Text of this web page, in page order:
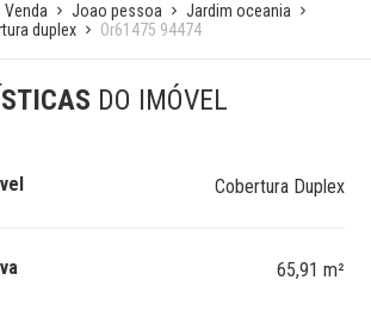
Venda Joao pessoa
Jardim oceania
duplex Or61475 94474
DO IMÓVEL
Cobertura Duplex
65,91 m²